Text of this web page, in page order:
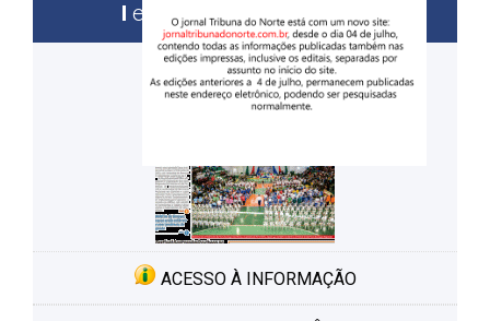
edições anteriores
ACESSO À INFORMAÇÃO